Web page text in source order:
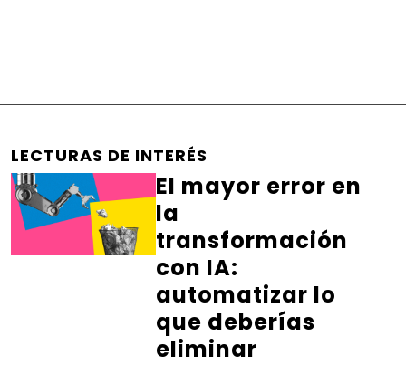
LECTURAS DE INTERÉS
El mayor error en
la
transformación
con IA:
automatizar lo
que deberías
eliminar